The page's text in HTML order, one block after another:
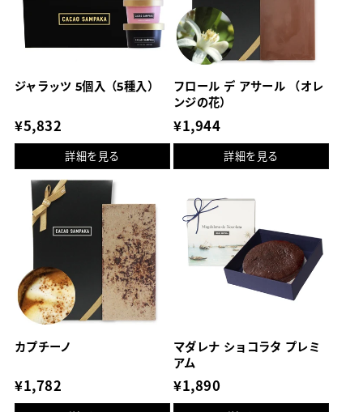
ジャラッツ 5個入（5種入）
通
常
価
¥5,832
詳細を見る
フロール デ アサール （オレ
ンジの花）
通
常
価
¥1,944
詳細を見る
カプチーノ
通
常
¥1,782
マダレナ ショコラタ プレミ
アム
通
常
¥1,890